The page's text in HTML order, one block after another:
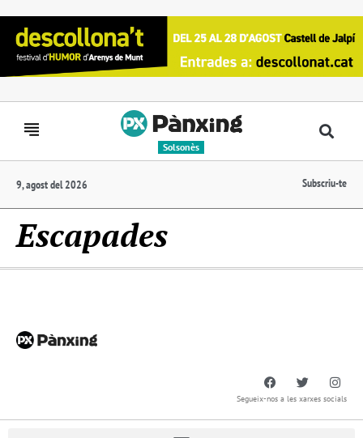
Solsonès
9, agost del 2026 Subscriu-te
Escapades
Segueix-nos a les xarxes socials